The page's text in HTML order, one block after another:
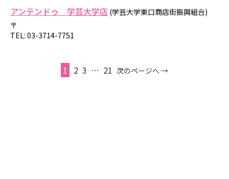
アンテンドゥ 学芸大学店 (学芸大学東口商店街振興組合)
〒
TEL: 03-3714-7751
1 2 3 … 21 次のページへ →